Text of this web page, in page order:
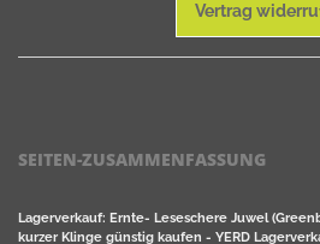
Vertrag
SEITEN-ZUSAMMENFASSUNG
Lagerverkauf: Ernte- Leseschere Juwel
kurzer Klinge günstig kaufen - YERD